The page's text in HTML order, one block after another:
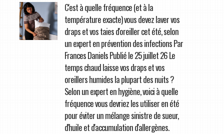
C'est à quelle fréquence (et à la
température exacte) vous devez laver vos
draps et vos taies d'oreiller cet été, selon
un expert en prévention des infections Par
Frances Daniels Publié le 25 juillet 26 Le
temps chaud laisse vos draps et vos
oreillers humides la plupart des nuits ?
Selon un expert en hygiène, voici à quelle
fréquence vous devriez les utiliser en été
pour éviter un mélange sinistre de sueur,
d'huile et d'accumulation d'allergènes.